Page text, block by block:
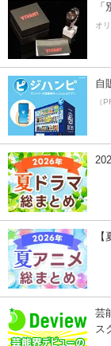
オ
自
（
芸
ス